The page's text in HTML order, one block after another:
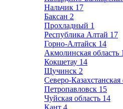
Нальчик 17
Баксан 2
Прохладный 1
Республика Алтай 17
Горно-Алтайск 14
Акмолинская область
Кокшетау 14
Щучинск 2
Северо-Казахстанская
Петропавловск 15
Чуйская область 14
Кант 4